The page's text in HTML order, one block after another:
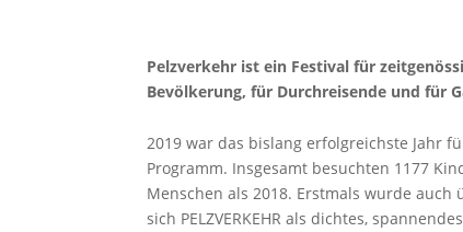
Pelzverkehr ist ein Festival für
Bevölkerung, für Durchreisende und für
2019 war das bislang erfolgreichste Jahr
Programm. Insgesamt besuchten 1177
Menschen als 2018. Erstmals wurde
sich PELZVERKEHR als dichtes,